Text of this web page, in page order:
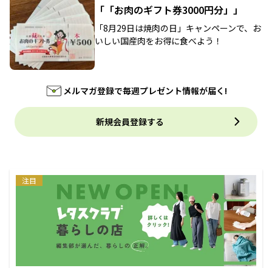
「「お肉のギフト券3000円分」」
「8月29日は焼肉の日」キャンペーンで、お
いしい国産肉をお得に食べよう！
メルマガ登録で毎週プレゼント情報が届く!
新規会員登録する
注目